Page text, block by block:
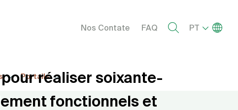
Menu right
Nos Contate FAQ PT
Lista
Portailsréaliser soixante-
fonctionnels et